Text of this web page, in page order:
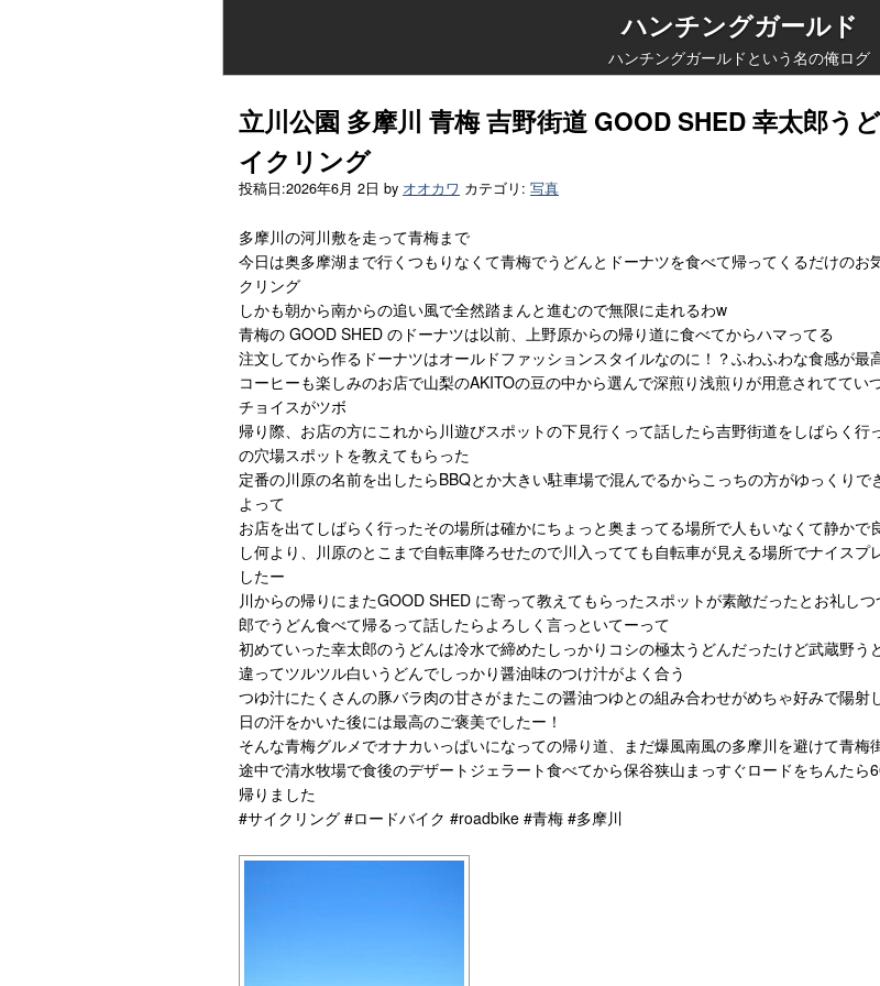
ハンチングガールド
ハンチングガールドという名の俺ログ
立川公園 多摩川 青梅 吉野街道 GOOD SHED 幸太郎う
イクリング
投稿日:2026年6月 2日 by オオカワ カテゴリ: 写真
多摩川の河川敷を走って青梅まで
今日は奥多摩湖まで行くつもりなくて青梅でうどんとドーナツを食べて帰ってくるだけのお
クリング
しかも朝から南からの追い風で全然踏まんと進むので無限に走れるわw
青梅の GOOD SHED のドーナツは以前、上野原からの帰り道に食べてからハマってる
注文してから作るドーナツはオールドファッションスタイルなのに！？ふわふわな食感が最
コーヒーも楽しみのお店で山梨のAKITOの豆の中から選んで深煎り浅煎りが用意されててい
チョイスがツボ
帰り際、お店の方にこれから川遊びスポットの下見行くって話したら吉野街道をしばらく行
の穴場スポットを教えてもらった
定番の川原の名前を出したらBBQとか大きい駐車場で混んでるからこっちの方がゆっくりで
よって
お店を出てしばらく行ったその場所は確かにちょっと奥まってる場所で人もいなくて静かで
し何より、川原のとこまで自転車降ろせたので川入ってても自転車が見える場所でナイスプ
したー
川からの帰りにまたGOOD SHED に寄って教えてもらったスポットが素敵だったとお礼しつ
郎でうどん食べて帰るって話したらよろしく言っといてーって
初めていった幸太郎のうどんは冷水で締めたしっかりコシの極太うどんだったけど武蔵野う
違ってツルツル白いうどんでしっかり醤油味のつけ汁がよく合う
つゆ汁にたくさんの豚バラ肉の甘さがまたこの醤油つゆとの組み合わせがめちゃ好みで陽射
日の汗をかいた後には最高のご褒美でしたー！
そんな青梅グルメでオナカいっぱいになっての帰り道、まだ爆風南風の多摩川を避けて青梅
途中で清水牧場で食後のデザートジェラート食べてから保谷狭山まっすぐロードをちんたら
帰りました
#サイクリング #ロードバイク #roadbike #青梅 #多摩川